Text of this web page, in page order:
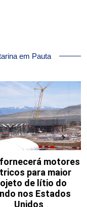
em Pauta
fornecerá motores
para maior
de lítio do
nos Estados
Unidos